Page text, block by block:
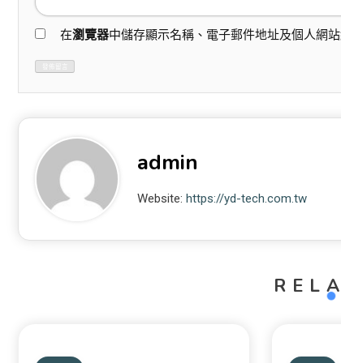
在瀏覽器中儲存顯示名稱、電子郵件地址及個人網
admin
Website: https://yd-tech.com.tw